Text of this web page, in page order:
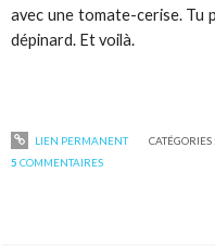
avec une tomate-cerise. Tu
dépinard. Et voilà.
LIEN PERMANENT CATÉGORIES :
5 COMMENTAIRES